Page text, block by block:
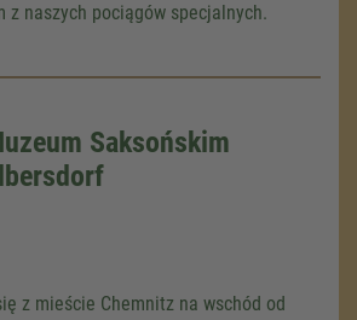
z naszych pociągów specjalnych.
Saksońskim
z mieście Chemnitz na wschód od